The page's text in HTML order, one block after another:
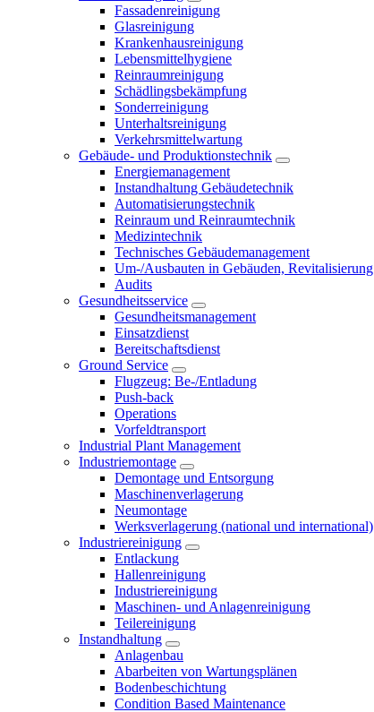
Fassadenreinigung
Glasreinigung
Krankenhausreinigung
Lebensmittelhygiene
Reinraumreinigung
Schädlingsbekämpfung
Sonderreinigung
Unterhaltsreinigung
Verkehrsmittelwartung
Gebäude- und Produktionstechnik
Energiemanagement
Instandhaltung Gebäudetechnik
Automatisierungstechnik
Reinraum und Reinraumtechnik
Medizintechnik
Technisches Gebäudemanagement
Um-/Ausbauten in Gebäuden, Revitalisierung
Audits
Gesundheitsservice
Gesundheitsmanagement
Einsatzdienst
Bereitschaftsdienst
Ground Service
Flugzeug: Be-/Entladung
Push-back
Operations
Vorfeldtransport
Industrial Plant Management
Industriemontage
Demontage und Entsorgung
Maschinenverlagerung
Neumontage
Werksverlagerung (national und international)
Industriereinigung
Entlackung
Hallenreinigung
Industriereinigung
Maschinen- und Anlagenreinigung
Teilereinigung
Instandhaltung
Anlagenbau
Abarbeiten von Wartungsplänen
Bodenbeschichtung
Condition Based Maintenance